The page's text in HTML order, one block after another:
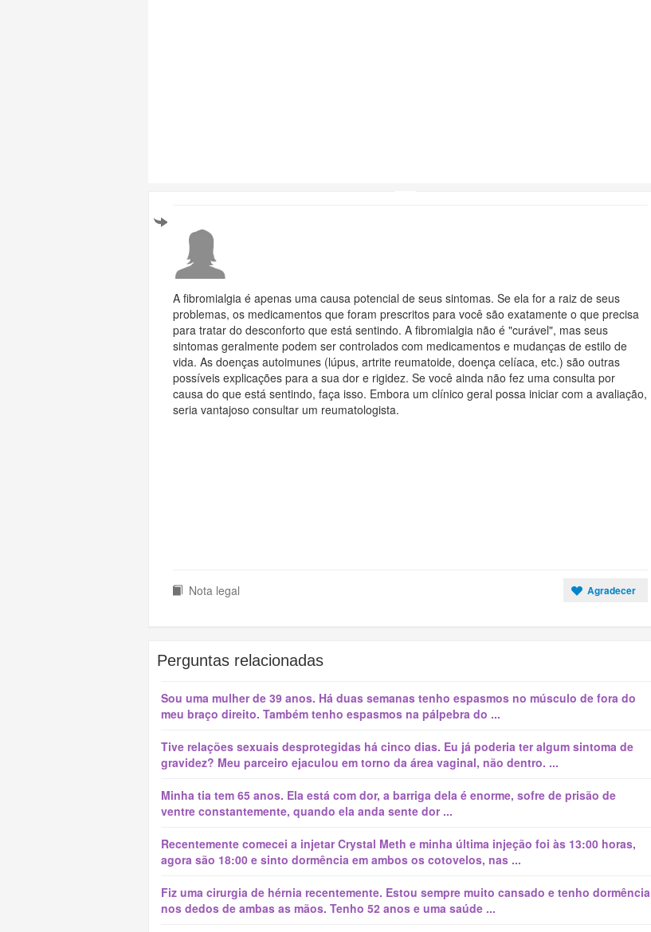
A fibromialgia é apenas uma causa potencial de seus sintomas. Se ela for a raiz de seus
problemas, os medicamentos que foram prescritos para você são exatamente o que precisa
para tratar do desconforto que está sentindo. A fibromialgia não é "curável", mas seus
sintomas geralmente podem ser controlados com medicamentos e mudanças de estilo de
vida. As doenças autoimunes (lúpus, artrite reumatoide, doença celíaca, etc.) são outras
possíveis explicações para a sua dor e rigidez. Se você ainda não fez uma consulta por
causa do que está sentindo, faça isso. Embora um clínico geral possa iniciar com a avaliação,
seria vantajoso consultar um reumatologista.
Nota legal Agradecer
Perguntas relacionadas
Sou uma mulher de 39 anos. Há duas semanas tenho espasmos no músculo de fora do
meu braço direito. Também tenho espasmos na pálpebra do ...
Tive relações sexuais desprotegidas há cinco dias. Eu já poderia ter algum sintoma de
gravidez? Meu parceiro ejaculou em torno da área vaginal, não dentro. ...
Minha tia tem 65 anos. Ela está com dor, a barriga dela é enorme, sofre de prisão de
ventre constantemente, quando ela anda sente dor ...
Recentemente comecei a injetar Crystal Meth e minha última injeção foi às 13:00 horas,
agora são 18:00 e sinto dormência em ambos os cotovelos, nas ...
Fiz uma cirurgia de hérnia recentemente. Estou sempre muito cansado e tenho dormência
nos dedos de ambas as mãos. Tenho 52 anos e uma saúde ...